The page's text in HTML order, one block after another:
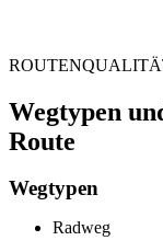
Wegtypen
Route
Wegtypen
Radweg